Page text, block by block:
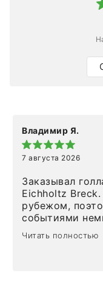
Владимир Я.
7 августа 2026
Заказывал
Eichholtz
рубежом,
событиями
Но homeadore
определенное
Читать полностью